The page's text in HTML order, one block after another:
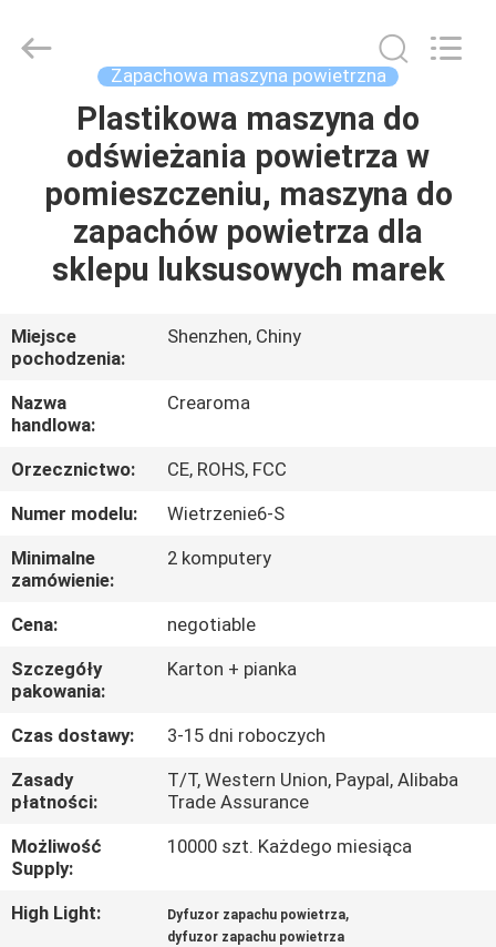
PRODUKTY
FILMY
POKAZ
VR
O
NAS
WYCIECZKA
PO
FABRYCE
KONTROLA
JAKOŚCI
SKONTAKTUJ
SIĘ
Z
NAMI
Market.
Zapachowa maszyna powietrzna
Plastikowa maszyna do
odświeżania powietrza w
pomieszczeniu, maszyna do
zapachów powietrza dla
sklepu luksusowych marek
Miejsce
pochodzenia:
Shenzhen, Chiny
Nazwa
handlowa:
Crearoma
Orzecznictwo:
CE, ROHS, FCC
Numer modelu:
Wietrzenie6-S
Minimalne
zamówienie:
2 komputery
Cena:
negotiable
Szczegóły
pakowania:
Karton + pianka
Czas dostawy:
3-15 dni roboczych
Zasady
płatności:
T/T, Western Union, Paypal, Alibaba
Trade Assurance
Możliwość
Supply:
10000 szt. Każdego miesiąca
High Light: Dyfuzor zapachu powietrza,
dyfuzor zapachu powietrza